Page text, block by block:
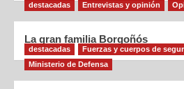
destacadas Entrevistas y opinión
La gran familia Borgoñós
destacadas
Fuerzas y cuerpos de
Ministerio de Defensa